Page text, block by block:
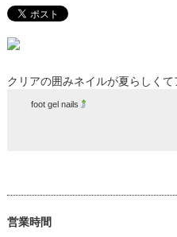
クリアの囲みネイルが夏らしく
foot gel nails
営業時間